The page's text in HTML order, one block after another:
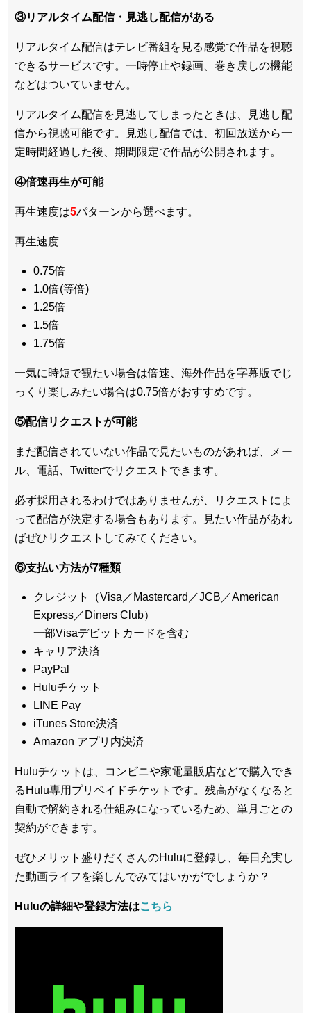
③リアルタイム配信・見逃し配信がある
リアルタイム配信はテレビ番組を見る感覚で作品を視聴
できるサービスです。一時停止や録画、巻き戻しの機能
などはついていません。
リアルタイム配信を見逃してしまったときは、見逃し配
信から視聴可能です。見逃し配信では、初回放送から一
定時間経過した後、期間限定で作品が公開されます。
④倍速再生が可能
再生速度は5パターンから選べます。
再生速度
0.75倍
1.0倍(等倍)
1.25倍
1.5倍
1.75倍
一気に時短で観たい場合は倍速、海外作品を字幕版でじ
っくり楽しみたい場合は0.75倍がおすすめです。
⑤配信リクエストが可能
まだ配信されていない作品で見たいものがあれば、
メー
ル、電話、Twitterでリクエスト できます。
必ず採用されるわけではありませんが、リクエストによ
って配信が決定する場合もあります。見たい作品があれ
ばぜひリクエストしてみてください。
⑥支払い方法が7種類
クレジット（Visa／Mastercard／JCB／American
Express／Diners Club）
一部Visaデビットカードを含む
キャリア決済
PayPal
Huluチケット
LINE Pay
iTunes Store決済
Amazon アプリ内決済
Huluチケットは、コンビニや家電量販店などで購入でき
るHulu専用プリペイドチケットです。残高がなくなると
自動で解約される仕組みになっているため、単月ごとの
契約ができます。
ぜひメリット盛りだくさんのHuluに登録し、毎日充実し
た動画ライフを楽しんでみてはいかがでしょうか？
Huluの詳細や登録方法はこちら